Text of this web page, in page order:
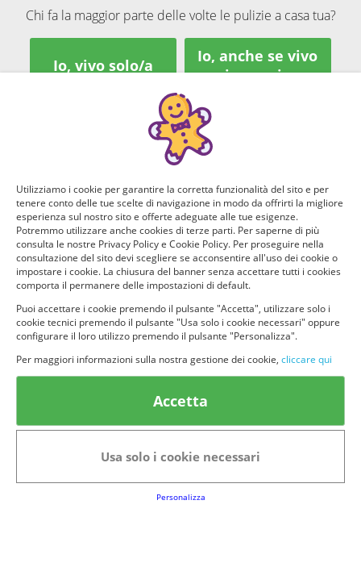
Chi fa la maggior parte delle volte le pulizie a casa tua?
Io, vivo solo/a
Io, anche se vivo
in coppia
Vivo con i miei
prevalentemente
loro
Ho una signora
che pulisce più di
2 volte a
settimana
Il partner o i miei
figli
Altro
© provaprodottigratis.it 2023 | All Rights Reserved.
Informativa Privacy Avviso legale
Terms&conditions
Note legali
Utilizziamo i cookie per garantire la corretta funzionalità del sito e per
tenere conto delle tue scelte di navigazione in modo da offrirti la migliore
esperienza sul nostro sito e offerte adeguate alle tue esigenze.
Potremmo utilizzare anche cookies di terze parti. Per saperne di più
consulta le nostre Privacy Policy e Cookie Policy. Per proseguire nella
consultazione del sito devi scegliere se acconsentire all'uso dei cookie o
impostare i cookie. La chiusura del banner senza accettare tutti i cookies
comporta il permanere delle impostazioni di default.
Puoi accettare i cookie premendo il pulsante "Accetta", utilizzare solo i
cookie tecnici premendo il pulsante "Usa solo i cookie necessari" oppure
configurare il loro utilizzo premendo il pulsante "Personalizza".
Per maggiori informazioni sulla nostra gestione dei cookie, cliccare qui
Accetta
Usa solo i cookie necessari
Personalizza